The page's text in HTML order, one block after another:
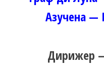
Азучена —
Дирижер